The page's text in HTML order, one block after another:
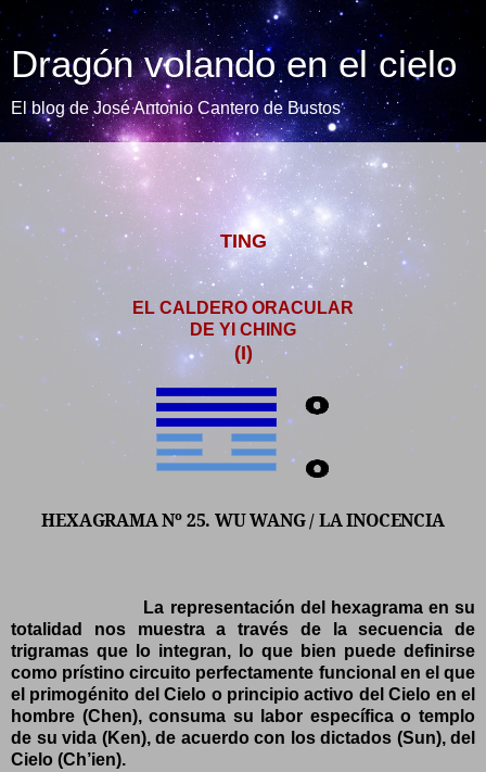
Dragón volando en el cielo
El blog de José Antonio Cantero de Bustos
TING
EL CALDERO ORACULAR
DE YI CHING
(I)
HEXAGRAMA Nº 25. WU WANG / LA INOCENCIA
La representación del hexagrama en su
totalidad nos muestra a través de la secuencia de
trigramas que lo integran, lo que bien puede definirse
como prístino circuito perfectamente funcional en el que
el primogénito del Cielo o principio activo del Cielo en el
hombre (Chen), consuma su labor específica o templo
de su vida (Ken), de acuerdo con los dictados (Sun), del
Cielo (Ch’ien).